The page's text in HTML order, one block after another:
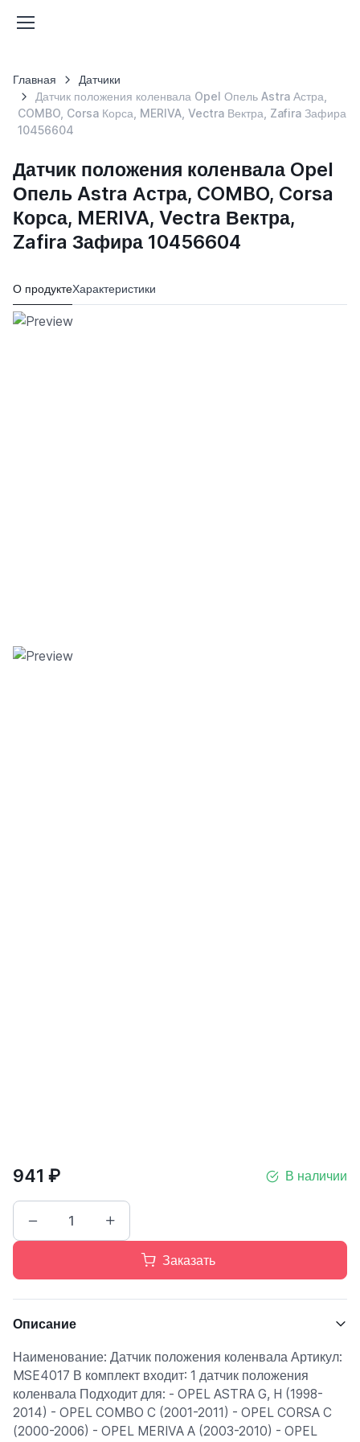
Главная
Датчики
Датчик положения коленвала Opel Опель Astra Астра,
COMBO, Corsa Корса, MERIVA, Vectra Вектра, Zafira Зафира
10456604
Датчик положения коленвала Opel
Опель Astra Астра, COMBO, Corsa
Корса, MERIVA, Vectra Вектра,
Zafira Зафира 10456604
О продуктеХарактеристики
941 ₽ В наличии
Заказать
Описание
Наименование: Датчик положения коленвала Артикул:
MSE4017 В комплект входит: 1 датчик положения
коленвала Подходит для: - OPEL ASTRA G, H (1998-
2014) - OPEL COMBO C (2001-2011) - OPEL CORSA C
(2000-2006) - OPEL MERIVA A (2003-2010) - OPEL